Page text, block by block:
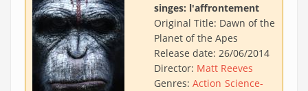
singes: l'affrontement
Original Title: Dawn of the
Planet of the Apes
Release date: 26/06/2014
Director: Matt Reeves
Genres: Action Science-